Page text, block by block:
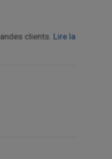
clients.Lire la